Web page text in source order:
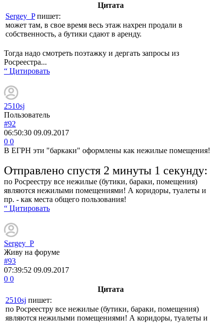
Цитата
Sergey_Pпишет:
может там, в свое время весь этаж нахрен продали в
собственность, а бутики сдают в аренду.
Тогда надо смотреть поэтажку и дергать запросы из
Росреестра...
“ Цитировать
2510sj
Пользователь
#92
06:50:30 09.09.2017
0 0
В ЕГРН эти "баркаки" оформлены как нежилые помещения!
Отправлено спустя 2 минуты 1 секунду:
по Росреестру все нежилые (бутики, бараки, помещения)
являются нежилыми помещениями! А коридоры, туалеты и
пр. - как места общего пользования!
“ Цитировать
Sergey_P
Живу на форуме
#93
07:39:52 09.09.2017
0 0
Цитата
2510sj пишет:
по Росреестру все нежилые (бутики, бараки, помещения)
являются нежилыми помещениями! А коридоры, туалеты и